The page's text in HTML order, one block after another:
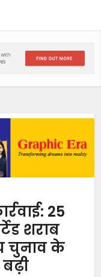
25
शराब
चुनाव के